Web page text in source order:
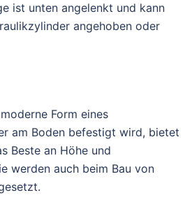
ist unten angelenkt und kann
angehoben oder
Form eines
am Boden befestigt wird, bietet
Beste an Höhe und
werden auch beim Bau von